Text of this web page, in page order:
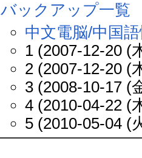
バックアップ一覧
中文電脳/中国
1 (2007-12-20 (
2 (2007-12-20 (
3 (2008-10-17 (
4 (2010-04-22 (
5 (2010-05-04 (